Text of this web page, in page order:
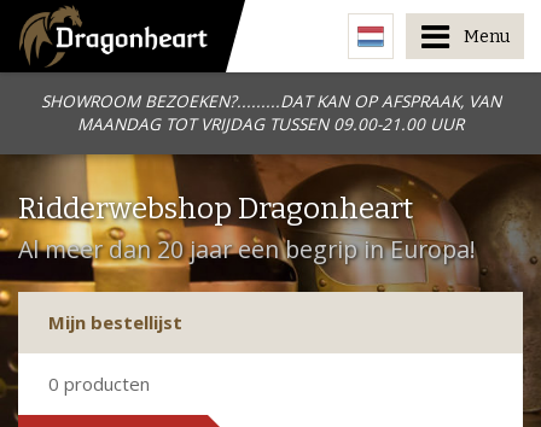
SHOWROOM BEZOEKEN?.........DAT KAN OP AFSPRAAK, VAN
MAANDAG TOT VRIJDAG TUSSEN 09.00-21.00 UUR
Menu
Ridderwebshop Dragonheart
Al meer dan 20 jaar een begrip in Europa!
Mijn bestellijst
0 producten